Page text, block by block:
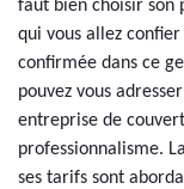
faut bien choisir son
qui vous allez
confirmée dans ce
pouvez vous
entreprise de
professionnalisme.
ses tarifs sont